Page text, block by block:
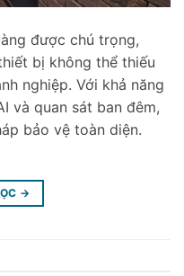
được chú trọng,
bị không thể thiếu
nghiệp. Với khả năng
và quan sát ban đêm,
bảo vệ toàn diện.
→